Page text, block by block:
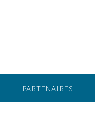
PARTENAIRES